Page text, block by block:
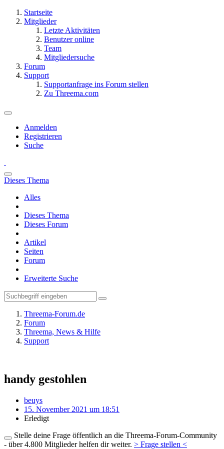
Startseite
Mitglieder
Letzte Aktivitäten
Benutzer online
Team
Mitgliedersuche
Forum
Support
Supportanfrage ins Forum stellen
Zu Threema.com
Anmelden
Registrieren
Suche
Dieses Thema
Alles
Dieses Thema
Dieses Forum
Artikel
Seiten
Forum
Erweiterte Suche
Threema-Forum.de
Forum
Threema, News & Hilfe
Support
handy gestohlen
beuys
15. November 2021 um 18:51
Erledigt
Stelle deine Frage öffentlich an die Threema-Forum-Community
- über 4.800 Mitglieder helfen dir weiter. > Frage stellen <